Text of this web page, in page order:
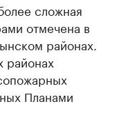
сложная
отмечена в
районах.
районах
Планами